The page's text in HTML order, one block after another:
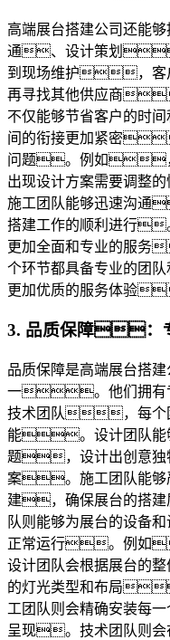
高端展台搭建公司还能
通、设计策划
到现场维护，客
再寻找其他供应商
不仅能够节省客户的时
间的衔接更加紧密
问题。例如
出现设计方案需要调整
施工团队能够迅速沟
搭建工作的顺利进行
更加全面和专业的服务
个环节都具备专业的团
更加优质的服务体验
3. 品质保障：
品质保障是高端展台搭
一。他们拥有
技术团队，每个
能。设计团队能
题，设计出创意独
案。施工团队能够
建，确保展台的搭
队则能够为展台的设备
正常运行。例如
设计团队会根据展台的
的灯光类型和布局
工团队则会精确安装每
呈现。技术团队则会